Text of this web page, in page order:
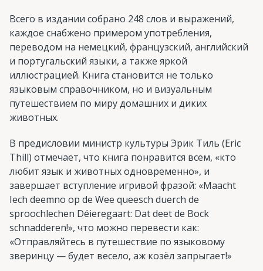
Всего в издании собрано 248 слов и выражений,
каждое снабжено примером употребления,
переводом на немецкий, французский, английский
и португальский языки, а также яркой
иллюстрацией. Книга становится не только
языковым справочником, но и визуальным
путешествием по миру домашних и диких
животных.
В предисловии министр культуры Эрик Тиль (Eric
Thill) отмечает, что книга понравится всем, «кто
любит язык и животных одновременно», и
завершает вступление игривой фразой: «Maacht
Iech deemno op de Wee queesch duerch de
sproochlechen Déieregaart: Dat deet de Bock
schnadderen!», что можно перевести как:
«Отправляйтесь в путешествие по языковому
зверинцу — будет весело, аж козёл запрыгает!»